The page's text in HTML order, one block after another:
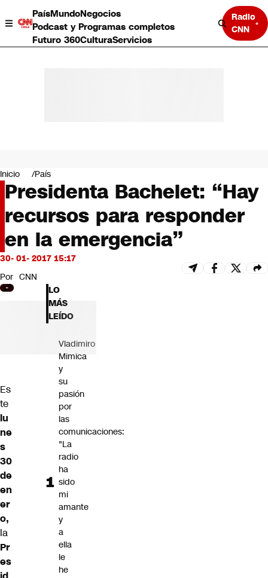
PaísMundoNegocios
Podcast y Programas completos
Futuro 360CulturaServicios
Radio
CNN
Negocios
Deportes
Programas completos
Cultura
Servicios
Bits
CNN tiempo
Futuro 360
Opinión
Inicio País
Presidenta Bachelet: “Hay
recursos para responder
en la emergencia”
30- 01- 2017 15:17
Por CNN
Es
te
lu
ne
s
30
de
en
er
o,
la
Pr
es
LO
MÁS
LEÍDO
Vladimiro
Mimica
y
su
pasión
por
las
comunicaciones:
"La
radio
ha
sido
mi
amante
y
a
ella
le
he